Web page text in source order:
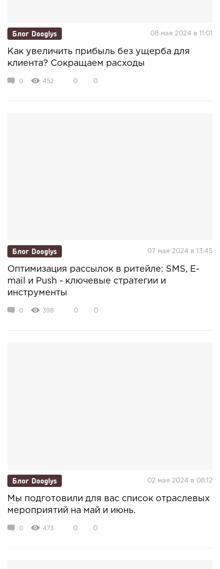
Блог Dooglys 08 мая 2024 в 11:01
Как увеличить прибыль без ущерба для
клиента? Сокращаем расходы
0 452 0 0
Блог Dooglys 07 мая 2024 в 13:45
Оптимизация рассылок в ритейле: SMS, E-
mail и Push - ключевые стратегии и
инструменты
0 398 0 0
Блог Dooglys 02 мая 2024 в 08:12
Мы подготовили для вас список отраслевых
мероприятий на май и июнь.
0 473 0 0